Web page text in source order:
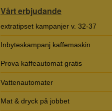
Vårt erbjudande
extratipset kampanjer v. 32-37
Inbyteskampanj kaffemaskin
Prova kaffeautomat gratis
Vattenautomater
Mat & dryck på jobbet